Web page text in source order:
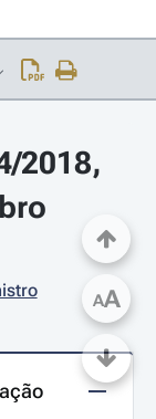
2018,
AA